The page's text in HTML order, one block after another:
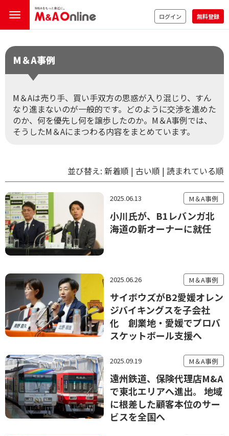
ログイン 無料登録
M＆A事例
M＆Aは売り手、買い手双方の思惑が入り混じり、すん
なり進まないのが一般的です。どのように交渉を進めた
のか、何を優先し何を譲歩したのか。M＆A事例では、
そうしたM＆Aにまつわる内容をまとめています。
並び替え: 新着順 | 古い順 | 読まれている順
2025.06.13 M＆A事例
小川氏が、B1レバンガ北
海道の新オーナーに就任
2025.06.26 M＆A事例
サイボウズがB2愛媛オレン
ジバイキングスを子会社
化 創業地・愛媛でプロバ
スケットボール支援へ
2025.09.19 M＆A事例
遠州鉄道、保険代理店M&A
で東北エリアへ進出。 地域
に根差した顧客本位のサー
ビスを全国へ